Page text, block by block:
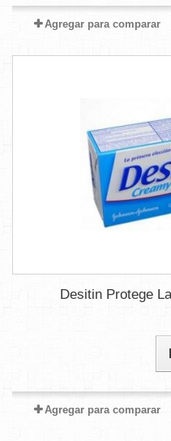
Agregar para comparar
Desitin Protege
Agregar para comparar